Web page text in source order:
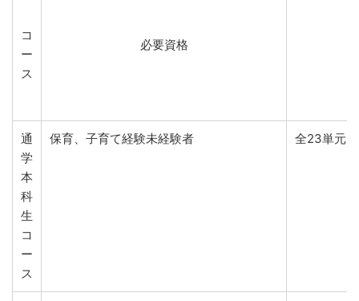
コ
ー
ス
必要資格
通
学
本
科
生
コ
ー
ス
保育、子育て経験未経験者 全23単元